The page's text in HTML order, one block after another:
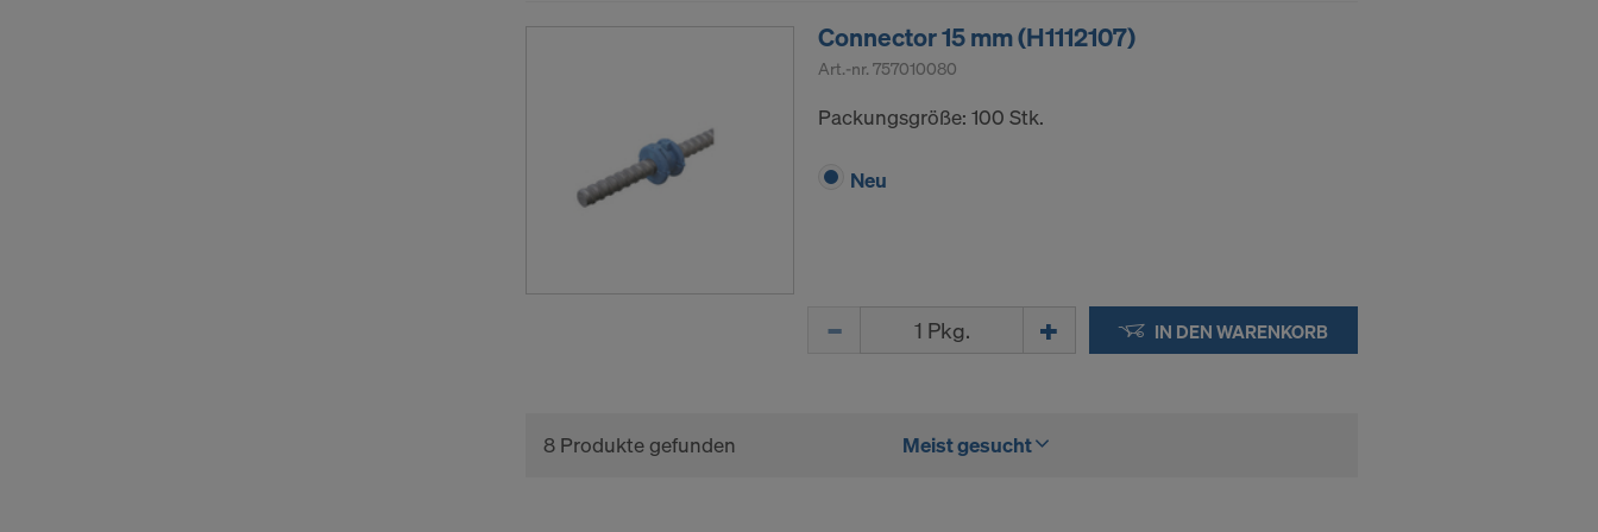
Connector 15 mm (H1112107)
Art.-nr. 757010080
Packungsgröße: 100 Stk.
Neu
IN DEN WARENKORB
8 Produkte gefunden Meist gesucht